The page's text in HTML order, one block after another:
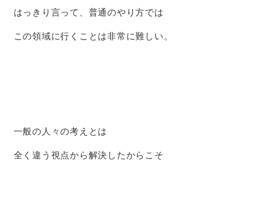
はっきり言って、普通のやり方では
この領域に行くことは非常に難しい。
一般の人々の考えとは
全く違う視点から解決したからこそ